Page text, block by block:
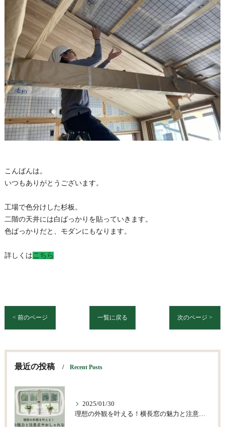
こんばんは。
いつもありがとうございます。
工場で色分けした杉板。
二階の天井には白ばっかりを貼っていきます。
色ばっかりだと、モダンにもなります。
詳しくは こちら
< 前のページ 一覧に戻る 次のページ >
最近の投稿 Recent Posts
2025/01/30
理想の外観を叶える！横長窓の魅力と注意点やおしゃれな活用術